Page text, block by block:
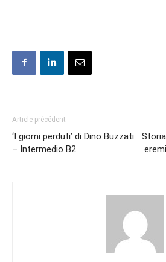
Article précédent
‘I giorni perduti’ di Dino Buzzati
– Intermedio B2